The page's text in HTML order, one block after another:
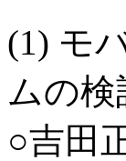
(1) モ
ムの検
○吉田